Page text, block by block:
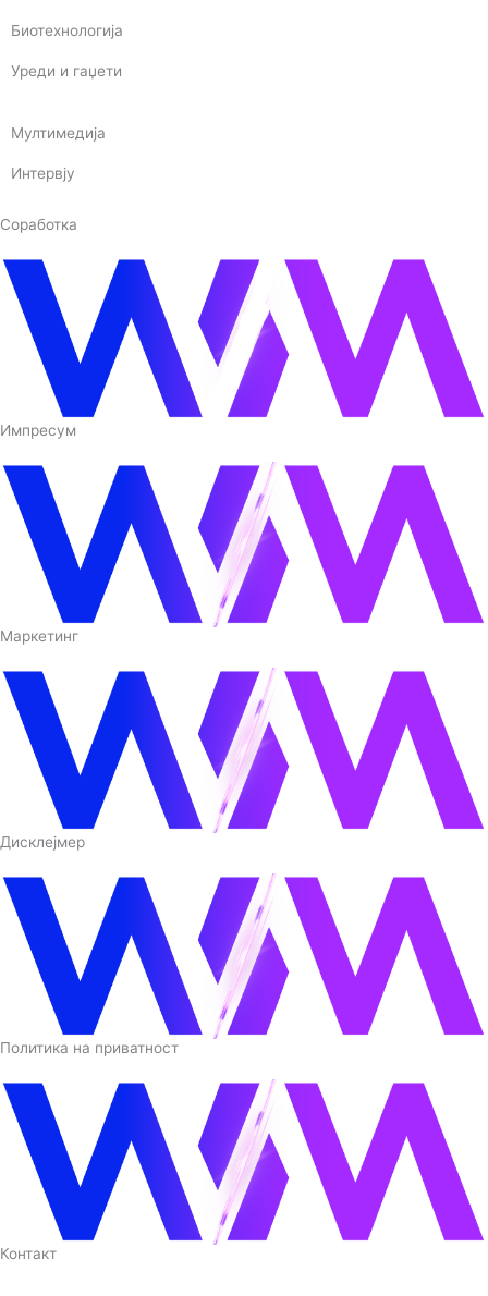
Биотехнологија
Уреди и гаџети
Мултимедија
Интервју
Соработка
Импресум
Маркетинг
Дисклејмер
Политика на приватност
Контакт